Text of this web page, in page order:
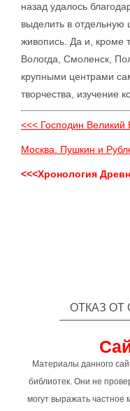
назад удалось
выделить в
живопись. Да и, кроме
Вологда, Смоленск,
крупными центрами
творчества, изучение
<<< Господин Великий
Москва. Пушкин и
<<<Хронология
ОТКАЗ ОТ
Материалы данного
библиотек. Они не
могут выражать частное